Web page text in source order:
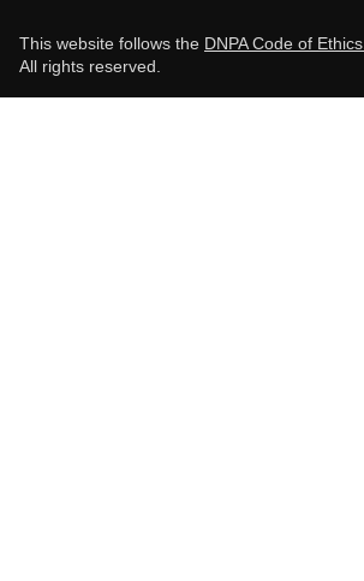
This website follows the DNPA Code of Ethics.
All rights reserved.